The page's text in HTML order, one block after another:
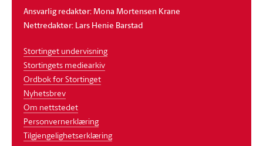
Ansvarlig redaktør: Mona Mortensen Krane
Nettredaktør: Lars Henie Barstad
Stortinget undervisning
Stortingets mediearkiv
Ordbok for Stortinget
Nyhetsbrev
Om nettstedet
Personvernerklæring
Tilgjengelighetserklæring